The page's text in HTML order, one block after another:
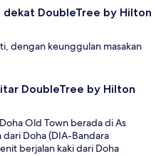
DoubleTree by Hilton
dengan keunggulan masakan
DoubleTree by Hilton
Old Town berada di As
Doha (DIA-Bandara
berjalan kaki dari Doha